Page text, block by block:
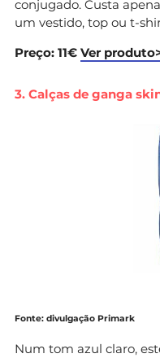
conjugado. Custa
um vestido, top ou t-
Preço: 11€ Ver
3. Calças de ganga
Fonte: divulgação Primark
Num tom azul claro,